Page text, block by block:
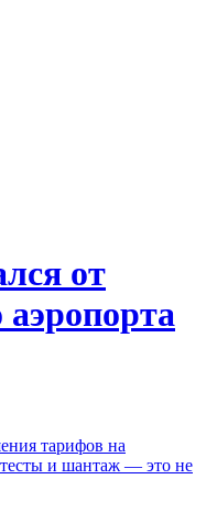
от
тарифов на
и шантаж — это не